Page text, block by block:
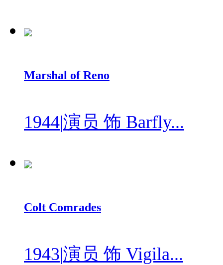
Marshal of Reno
1944|演员 饰 Barfly...
Colt Comrades
1943|演员 饰 Vigila...